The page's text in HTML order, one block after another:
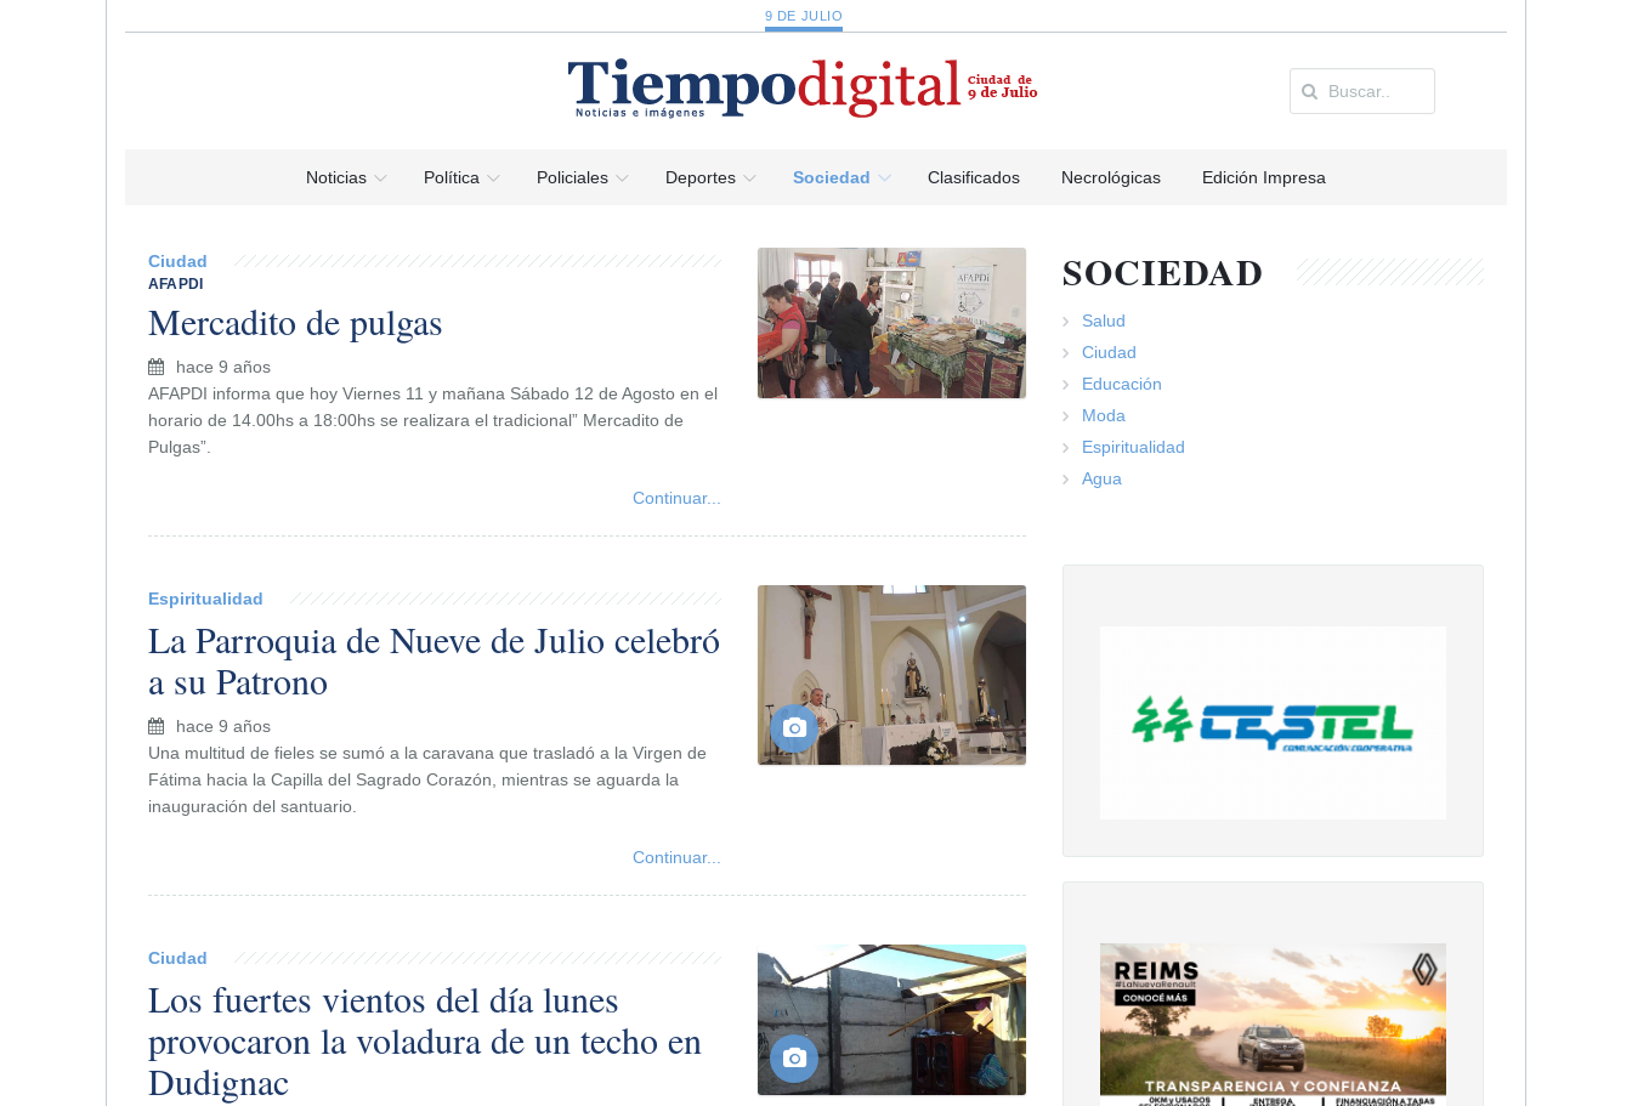
9 DE JULIO
Noticias Política Policiales Deportes Sociedad Clasificados Necrológicas Edición Impresa
Ciudad
AFAPDI
Mercadito de pulgas
hace 9 años
AFAPDI informa que hoy Viernes 11 y mañana Sábado 12 de Agosto en el
horario de 14.00hs a 18:00hs se realizara el tradicional” Mercadito de
Pulgas”.
Continuar...
Espiritualidad
La Parroquia de Nueve de Julio celebró
a su Patrono
hace 9 años
Una multitud de fieles se sumó a la caravana que trasladó a la Virgen de
Fátima hacia la Capilla del Sagrado Corazón, mientras se aguarda la
inauguración del santuario.
Continuar...
Ciudad
Los fuertes vientos del día lunes
provocaron la voladura de un techo en
Dudignac
SOCIEDAD
Salud
Ciudad
Educación
Moda
Espiritualidad
Agua